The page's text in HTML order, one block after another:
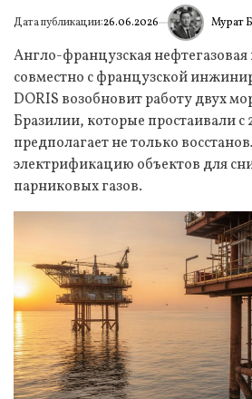
Дата публикации:26.06.2026 ИА Мурат
Англо-французская
совместно с французской
DORIS возобновит работу двух
Бразилии, которые простаивали с
предполагает не только
электрификацию объектов для
парниковых газов.